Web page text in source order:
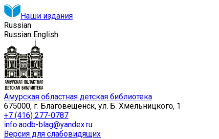
Наши издания
Russian
Russian English
Амурская областная детская библиотека
675000, г. Благовещенск, ул. Б. Хмельницкого, 1
+7 (416) 277-0787
info.aodb-blag@yandex.ru
Версия для слабовидящих